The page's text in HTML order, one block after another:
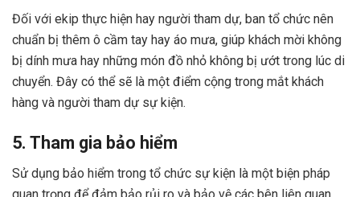
Đối với ekip thực hiện hay người tham dự, ban tổ chức nên
chuẩn bị thêm ô cầm tay hay áo mưa, giúp khách mời không
bị dính mưa hay những món đồ nhỏ không bị ướt trong lúc di
chuyển. Đây có thể sẽ là một điểm cộng trong mắt khách
hàng và người tham dự sự kiện.
5. Tham gia bảo hiểm
Sử dụng bảo hiểm trong tổ chức sự kiện là một biện pháp